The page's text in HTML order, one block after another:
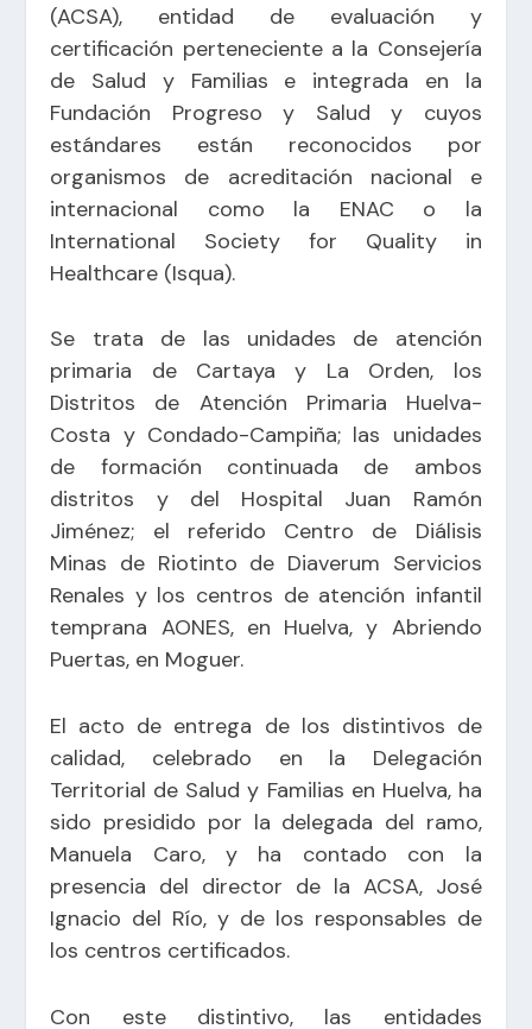
(ACSA), entidad de evaluación y
certificación perteneciente a la Consejería
de Salud y Familias e integrada en la
Fundación Progreso y Salud y cuyos
estándares están reconocidos por
organismos de acreditación nacional e
internacional como la ENAC o la
International Society for Quality in
Healthcare (Isqua).
Se trata de las unidades de atención
primaria de Cartaya y La Orden, los
Distritos de Atención Primaria Huelva-
Costa y Condado-Campiña; las unidades
de formación continuada de ambos
distritos y del Hospital Juan Ramón
Jiménez; el referido Centro de Diálisis
Minas de Riotinto de Diaverum Servicios
Renales y los centros de atención infantil
temprana AONES, en Huelva, y Abriendo
Puertas, en Moguer.
El acto de entrega de los distintivos de
calidad, celebrado en la Delegación
Territorial de Salud y Familias en Huelva, ha
sido presidido por la delegada del ramo,
Manuela Caro, y ha contado con la
presencia del director de la ACSA, José
Ignacio del Río, y de los responsables de
los centros certificados.
Con este distintivo, las entidades